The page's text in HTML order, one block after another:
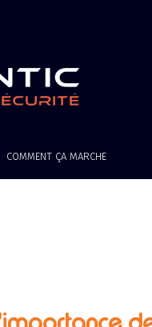
COMMENT ÇA MARCHE